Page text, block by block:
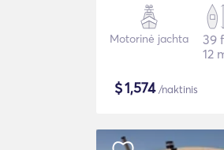
Motorinė jachta
39
12
$1,574/naktinis